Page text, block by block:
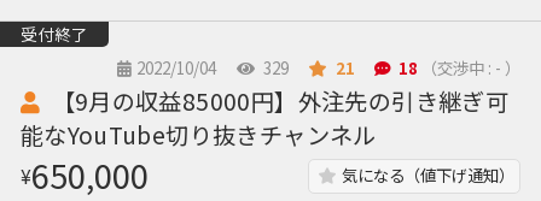
受付終了
2022/10/04
329 21 18 （交渉中 : - ）
【9月の収益85000円】外注先の引き継ぎ可
能なYouTube切り抜きチャンネル
¥650,000 気になる（値下げ通知）